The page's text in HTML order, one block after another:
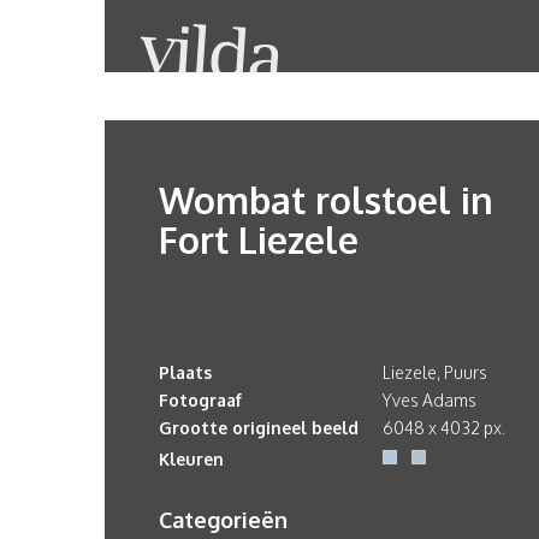
Wombat rolstoel in
Fort Liezele
Plaats
Liezele, Puurs
Fotograaf
Yves Adams
Grootte origineel beeld
6048 x 4032 px.
Kleuren
Categorieën